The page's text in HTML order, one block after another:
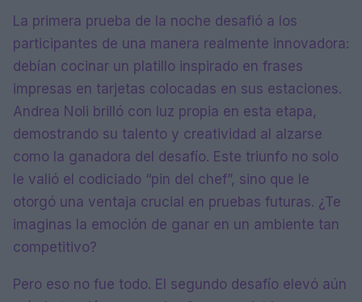
La primera prueba de la noche desafió a los
participantes de una manera realmente innovadora:
debían cocinar un platillo inspirado en frases
impresas en tarjetas colocadas en sus estaciones.
Andrea Noli brilló con luz propia en esta etapa,
demostrando su talento y creatividad al alzarse
como la ganadora del desafío. Este triunfo no solo
le valió el codiciado “pin del chef”, sino que le
otorgó una ventaja crucial en pruebas futuras. ¿Te
imaginas la emoción de ganar en un ambiente tan
competitivo?
Pero eso no fue todo. El segundo desafío elevó aún